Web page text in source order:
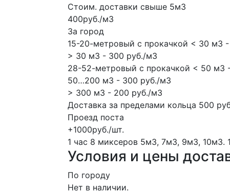
Стоим. доставки свыше 5м3
400руб./м3
За город
15-20-метровый с прокачкой < 30 м3
> 30 м3 - 300 руб./м3
28-52-метровый с прокачкой < 50 м3
50…200 м3 - 300 руб./м3
> 300 м3 - 200 руб./м3
Доставка за пределами кольца 500
Проезд поста
+1000руб./шт.
1 час 8 миксеров 5м3, 7м3, 9м3, 10м3.
Условия и цены
По городу
Нет в наличии.